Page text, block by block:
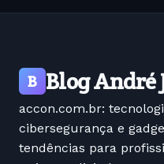
B Blog André
accon.com.br:
cibersegurança e
tendências para